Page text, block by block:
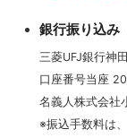
銀行振り込み
三菱UFJ銀行神
口座番号当座
名義人株式会社
※振込手数料は